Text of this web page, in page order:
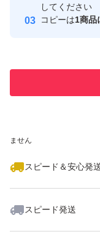
取引実績
ません
スピード＆安心発
スピード発送
してください
コピーは1商品